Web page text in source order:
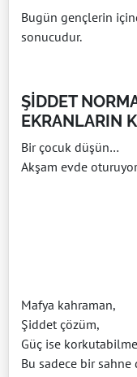
Bugün gençlerin
sonucudur.
ŞİDDET
EKRANLARIN
Bir çocuk düşün…
Akşam evde
Mafya kahraman,
Şiddet çözüm,
Güç ise
Bu sadece bir